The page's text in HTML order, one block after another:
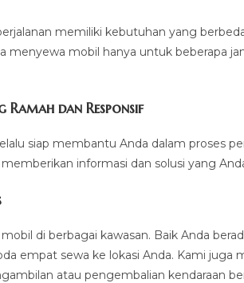
memiliki kebutuhan yang
menyewa mobil hanya untuk beberapa
Ramah dan Responsif
siap membantu Anda dalam proses
informasi dan solusi yang
di berbagai kawasan. Baik Anda
empat sewa ke lokasi Anda. Kami juga
atau pengembalian kendaraan